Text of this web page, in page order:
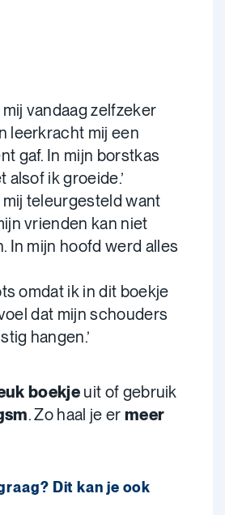
mij vandaag zelfzeker
leerkracht mij een
gaf. In mijn borstkas
alsof ik groeide.’
mij teleurgesteld want
vrienden kan niet
In mijn hoofd werd alles
omdat ik in dit boekje
dat mijn schouders
hangen.’
boekje uit of gebruik
. Zo haal je er meer
Dit kan je ook